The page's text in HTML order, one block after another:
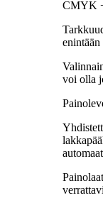
CMYK
voi olla